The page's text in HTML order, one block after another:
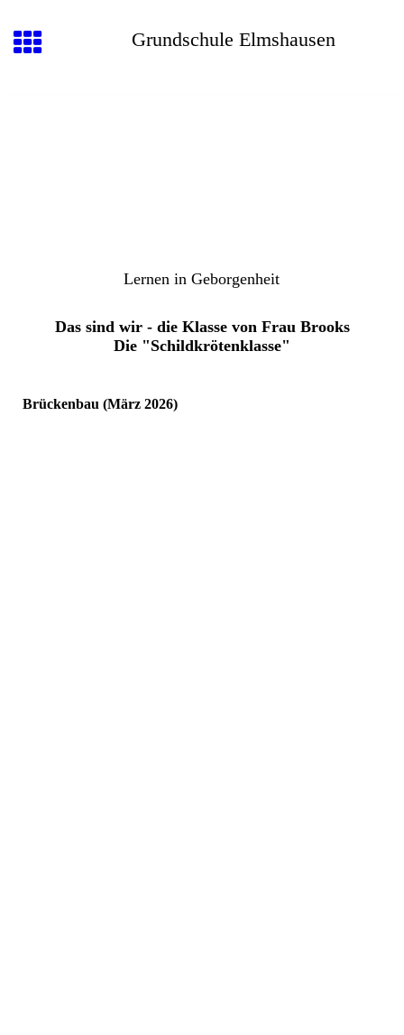
Grundschule Elmshausen
Lernen in Geborgenheit
Das sind wir - die Klasse von Frau Brooks
Die "Schildkrötenklasse"
Brückenbau (März 2026)